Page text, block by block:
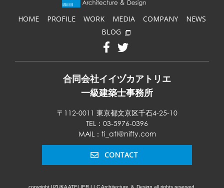
HOME PROFILE WORK MEDIA COMPANY
NEWS
BLOG
合同会社イイヅカアトリエ
一級建築士事務所
〒112-0011 東京都文京区千石4-25-10
TEL：03-5976-0396
MAIL：ti_atl@nifty.com
CONTACT
copyright IIZUKA ATELIER.LLC Architecture ＆ Design all rights reserved.